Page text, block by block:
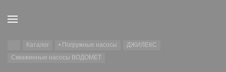
Каталог • Погружные насосы
ДЖИЛЕКС
Скважинные насосы ВОДОМЕТ